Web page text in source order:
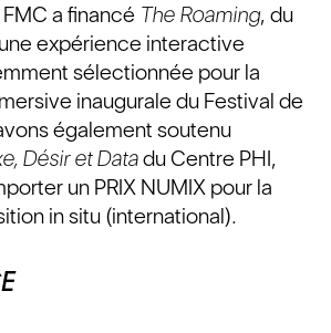
a financé The Roaming, du
expérience interactive
sélectionnée pour la
inaugurale du Festival de
également soutenu
Désir et Datadu Centre PHI,
un PRIX NUMIX pour la
in situ (international).